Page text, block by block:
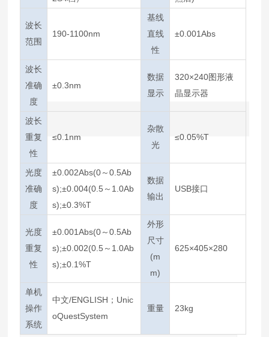
波长
范围
190-1100nm
基线
直线
性
±0.001Abs
波长
准确
度
±0.3nm
数据
显示
320×240图形液
晶显示器
波长
重复
性
≤0.1nm
杂散
光
≤0.05%T
光度
准确
度
±0.002Abs(0～0.5Ab
s);±0.004(0.5～1.0Ab
s);±0.3%T
数据
输出
USB接口
光度
重复
性
±0.001Abs(0～0.5Ab
s);±0.002(0.5～1.0Ab
s);±0.1%T
外形
尺寸
(m
m)
625×405×280
单机
操作
系统
中文/ENGLISH；Unic
oQuestSystem
重量 23kg